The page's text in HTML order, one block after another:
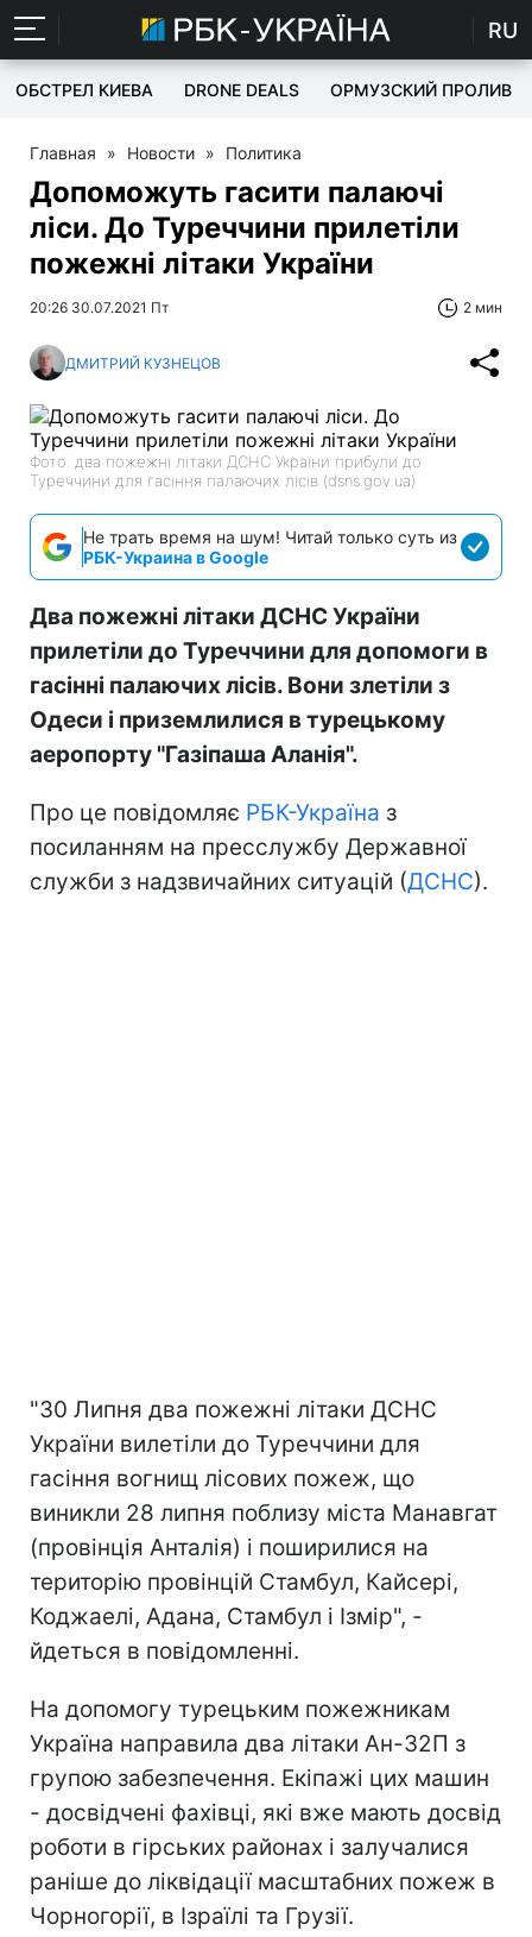
RU
ОБСТРЕЛ КИЕВА DRONE DEALS ОРМУЗСКИЙ ПРОЛИВ
Главная » Новости » Политика
Допоможуть гасити палаючі
ліси. До Туреччини прилетіли
пожежні літаки України
20:26 30.07.2021 Пт 2 мин
ДМИТРИЙ КУЗНЕЦОВ
Фото: два пожежні літаки ДСНС України прибули до
Туреччини для гасіння палаючих лісів (dsns.gov.ua)
Не трать время на шум! Читай только суть из
РБК-Украина в Google
Два пожежні літаки ДСНС України
прилетіли до Туреччини для допомоги в
гасінні палаючих лісів. Вони злетіли з
Одеси і приземлилися в турецькому
аеропорту "Газіпаша Аланія".
Про це повідомляє РБК-Україна з
посиланням на пресслужбу Державної
служби з надзвичайних ситуацій (ДСНС).
"30 Липня два пожежні літаки ДСНС
України вилетіли до Туреччини для
гасіння вогнищ лісових пожеж, що
виникли 28 липня поблизу міста Манавгат
(провінція Анталія) і поширилися на
територію провінцій Стамбул, Кайсері,
Коджаелі, Адана, Стамбул і Ізмір", -
йдеться в повідомленні.
На допомогу турецьким пожежникам
Україна направила два літаки Ан-32П з
групою забезпечення. Екіпажі цих машин
- досвідчені фахівці, які вже мають досвід
роботи в гірських районах і залучалися
раніше до ліквідації масштабних пожеж в
Чорногорії, в Ізраїлі та Грузії.